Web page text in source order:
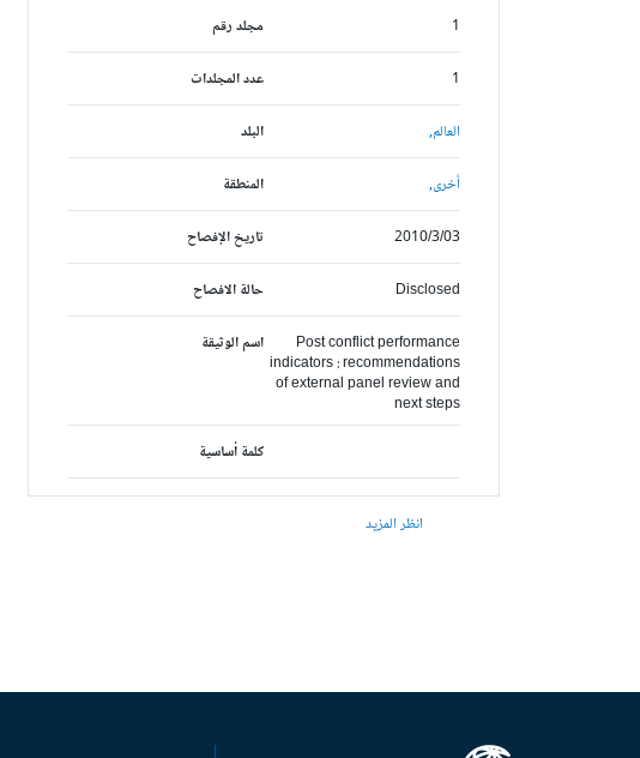
مجلد رقم 1
عدد المجلدات 1
البلد العالم,
المنطقة أخرى,
تاريخ الإفصاح 2010/3/03
حالة الافصاح Disclosed
اسم الوثيقة
Post conflict performance
indicators : recommendations
of external panel review and
next steps
كلمة أساسية
انظر المزيد